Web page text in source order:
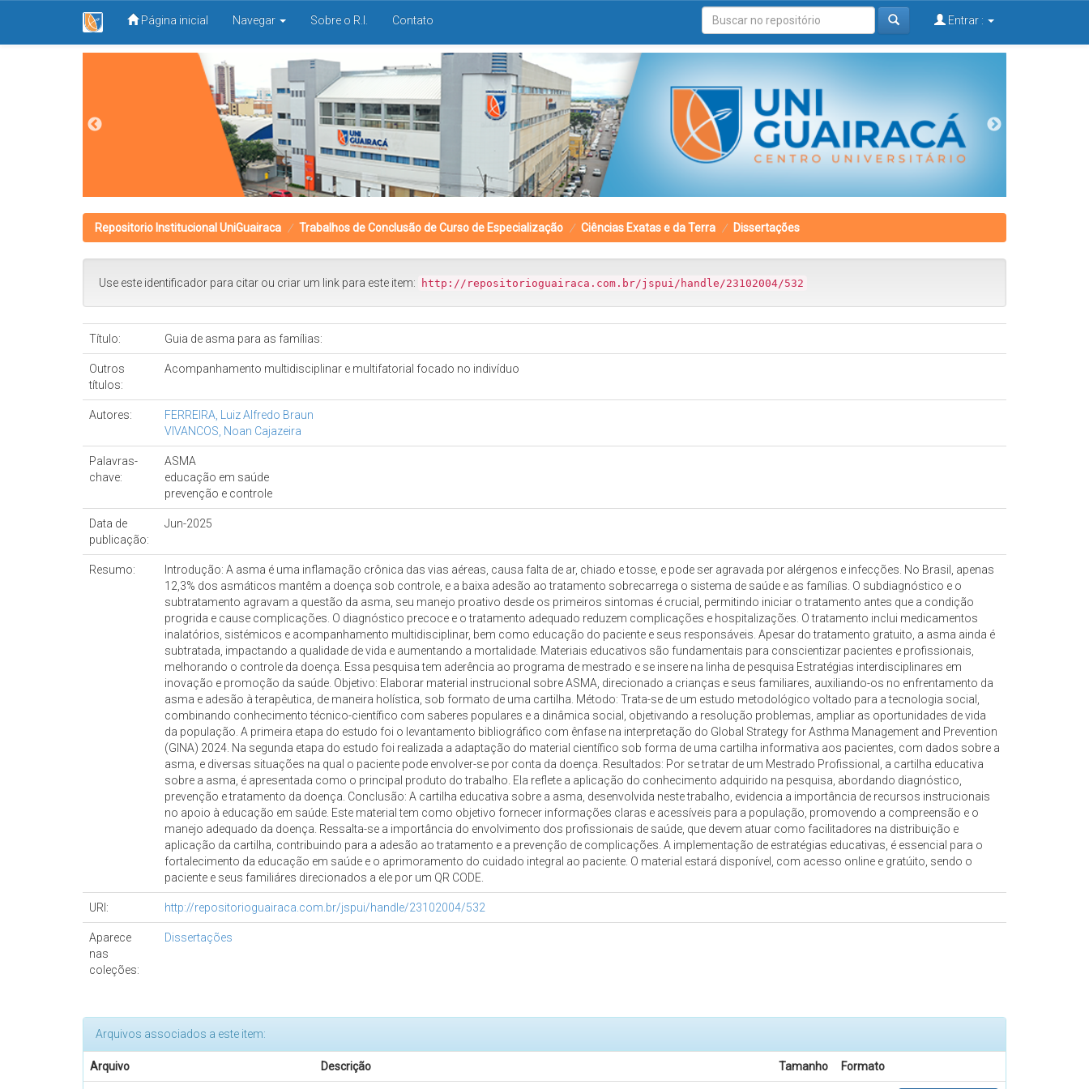
Página inicial Navegar Sobre o R.I. Contato Entrar :
Repositorio Institucional UniGuairaca Trabalhos de Conclusão de Curso de Especialização Ciências Exatas e da Terra Dissertações
Use este identificador para citar ou criar um link para este item: http://repositorioguairaca.com.br/jspui/handle/23102004/532
Título: Guia de asma para as famílias:
Outros
títulos:
Acompanhamento multidisciplinar e multifatorial focado no indivíduo
Autores:
FERREIRA, Luiz Alfredo Braun
VIVANCOS, Noan Cajazeira
Palavras-
chave:
ASMA
educação em saúde
prevenção e controle
Data de
publicação:
Jun-2025
Resumo:
Introdução: A asma é uma inflamação crônica das vias aéreas, causa falta de ar, chiado e tosse, e pode ser agravada por alérgenos e infecções. No Brasil, apenas
12,3% dos asmáticos mantêm a doença sob controle, e a baixa adesão ao tratamento sobrecarrega o sistema de saúde e as famílias. O subdiagnóstico e o
subtratamento agravam a questão da asma, seu manejo proativo desde os primeiros sintomas é crucial, permitindo iniciar o tratamento antes que a condição
progrida e cause complicações. O diagnóstico precoce e o tratamento adequado reduzem complicações e hospitalizações. O tratamento inclui medicamentos
inalatórios, sistémicos e acompanhamento multidisciplinar, bem como educação do paciente e seus responsáveis. Apesar do tratamento gratuito, a asma ainda é
subtratada, impactando a qualidade de vida e aumentando a mortalidade. Materiais educativos são fundamentais para conscientizar pacientes e profissionais,
melhorando o controle da doença. Essa pesquisa tem aderência ao programa de mestrado e se insere na linha de pesquisa Estratégias interdisciplinares em
inovação e promoção da saúde. Objetivo: Elaborar material instrucional sobre ASMA, direcionado a crianças e seus familiares, auxiliando-os no enfrentamento da
asma e adesão à terapêutica, de maneira holística, sob formato de uma cartilha. Método: Trata-se de um estudo metodológico voltado para a tecnologia social,
combinando conhecimento técnico-científico com saberes populares e a dinâmica social, objetivando a resolução problemas, ampliar as oportunidades de vida
da população. A primeira etapa do estudo foi o levantamento bibliográfico com ênfase na interpretação do Global Strategy for Asthma Management and Prevention
(GINA) 2024. Na segunda etapa do estudo foi realizada a adaptação do material científico sob forma de uma cartilha informativa aos pacientes, com dados sobre a
asma, e diversas situações na qual o paciente pode envolver-se por conta da doença. Resultados: Por se tratar de um Mestrado Profissional, a cartilha educativa
sobre a asma, é apresentada como o principal produto do trabalho. Ela reflete a aplicação do conhecimento adquirido na pesquisa, abordando diagnóstico,
prevenção e tratamento da doença. Conclusão: A cartilha educativa sobre a asma, desenvolvida neste trabalho, evidencia a importância de recursos instrucionais
no apoio à educação em saúde. Este material tem como objetivo fornecer informações claras e acessíveis para a população, promovendo a compreensão e o
manejo adequado da doença. Ressalta-se a importância do envolvimento dos profissionais de saúde, que devem atuar como facilitadores na distribuição e
aplicação da cartilha, contribuindo para a adesão ao tratamento e a prevenção de complicações. A implementação de estratégias educativas, é essencial para o
fortalecimento da educação em saúde e o aprimoramento do cuidado integral ao paciente. O material estará disponível, com acesso online e gratúito, sendo o
paciente e seus familiáres direcionados a ele por um QR CODE.
URI: http://repositorioguairaca.com.br/jspui/handle/23102004/532
Aparece
nas
coleções:
Dissertações
Arquivos associados a este item:
Arquivo Descrição Tamanho Formato